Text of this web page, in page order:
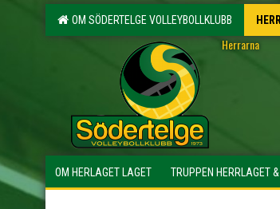
OM SÖDERTELGE VOLLEYBOLLKLUBB
Herrarna
OM HERLAGET LAGET TRUPPEN HERRLAGET